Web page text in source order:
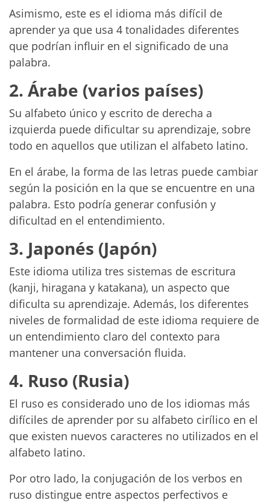
Asimismo, este es el idioma más difícil de
aprender ya que usa 4 tonalidades diferentes
que podrían influir en el significado de una
palabra.
2. Árabe (varios países)
Su alfabeto único y escrito de derecha a
izquierda puede dificultar su aprendizaje, sobre
todo en aquellos que utilizan el alfabeto latino.
En el árabe, la forma de las letras puede cambiar
según la posición en la que se encuentre en una
palabra. Esto podría generar confusión y
dificultad en el entendimiento.
3. Japonés (Japón)
Este idioma utiliza tres sistemas de escritura
(kanji, hiragana y katakana), un aspecto que
dificulta su aprendizaje. Además, los diferentes
niveles de formalidad de este idioma requiere de
un entendimiento claro del contexto para
mantener una conversación fluida.
4. Ruso (Rusia)
El ruso es considerado uno de los idiomas más
difíciles de aprender por su alfabeto cirílico en el
que existen nuevos caracteres no utilizados en el
alfabeto latino.
Por otro lado, la conjugación de los verbos en
ruso distingue entre aspectos perfectivos e